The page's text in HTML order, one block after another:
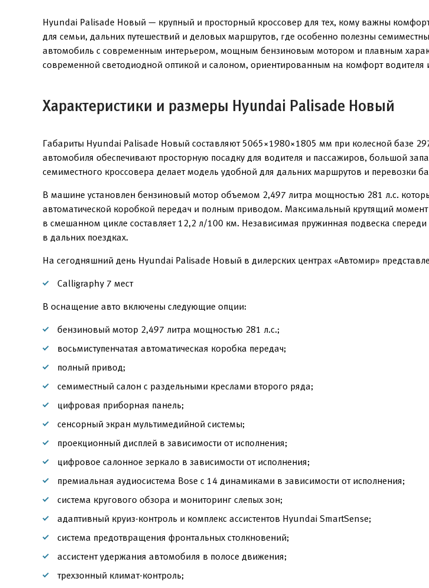
Hyundai Palisade Новый — крупный и просторный кроссовер для тех, кому важны
для семьи, дальних путешествий и деловых маршрутов, где особенно полезны
автомобиль с современным интерьером, мощным бензиновым мотором и плавным
современной светодиодной оптикой и салоном, ориентированным на комфорт водителя
Характеристики и размеры Hyundai Palisade Новый
Габариты Hyundai Palisade Новый составляют 5065×1980×1805 мм при колесной базе
автомобиля обеспечивают просторную посадку для водителя и пассажиров, большой
семиместного кроссовера делает модель удобной для дальних маршрутов и перевозки
В машине установлен бензиновый мотор объемом 2,497 литра мощностью 281 л.с.
автоматической коробкой передач и полным приводом. Максимальный крутящий
в смешанном цикле составляет 12,2 л/100 км. Независимая пружинная подвеска спереди
в дальних поездках.
На сегодняшний день Hyundai Palisade Новый в дилерских центрах «Автомир»
Calligraphy 7 мест
В оснащение авто включены следующие опции:
бензиновый мотор 2,497 литра мощностью 281 л.с.;
восьмиступенчатая автоматическая коробка передач;
полный привод;
семиместный салон с раздельными креслами второго ряда;
цифровая приборная панель;
сенсорный экран мультимедийной системы;
проекционный дисплей в зависимости от исполнения;
цифровое салонное зеркало в зависимости от исполнения;
премиальная аудиосистема Bose с 14 динамиками в зависимости от исполнения;
система кругового обзора и мониторинг слепых зон;
адаптивный круиз-контроль и комплекс ассистентов Hyundai SmartSense;
система предотвращения фронтальных столкновений;
ассистент удержания автомобиля в полосе движения;
трехзонный климат-контроль;